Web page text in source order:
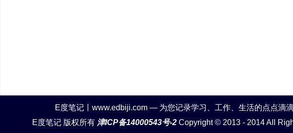
E度笔记丨www.edbiji.com — 为您记录学习、工作、生活的点点
E度笔记 版权所有 津ICP备14000543号-2Copyright © 2013 - 2014 All